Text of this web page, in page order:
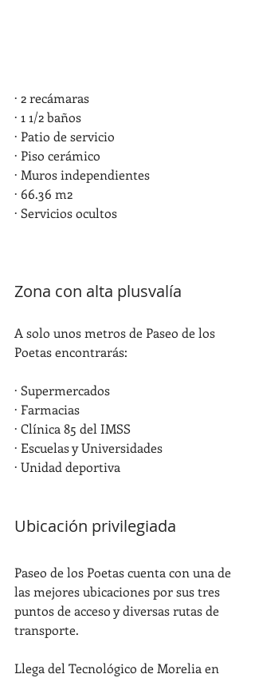
· 2 recámaras
· 1 1/2 baños
· Patio de servicio
· Piso cerámico
· Muros independientes
· 66.36 m2
· Servicios ocultos
Zona con alta plusvalía
A solo unos metros de Paseo de los
Poetas encontrarás:
· Supermercados
· Farmacias
· Clínica 85 del IMSS
· Escuelas y Universidades
· Unidad deportiva
Ubicación privilegiada
Paseo de los Poetas cuenta con una de
las mejores ubicaciones por sus tres
puntos de acceso y diversas rutas de
transporte.
Llega del Tecnológico de Morelia en